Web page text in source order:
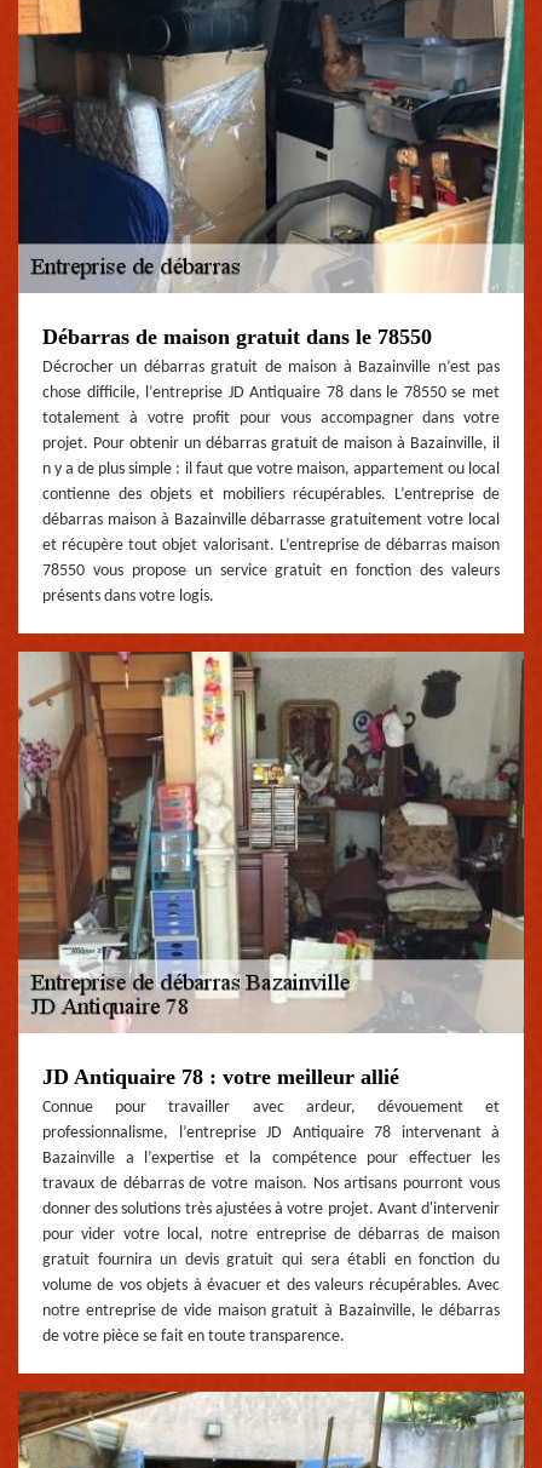
Débarras de maison gratuit dans le 78550
Décrocher un débarras gratuit de maison à Bazainville n’est pas
chose difficile, l’entreprise JD Antiquaire 78 dans le 78550 se met
totalement à votre profit pour vous accompagner dans votre
projet. Pour obtenir un débarras gratuit de maison à Bazainville, il
n y a de plus simple : il faut que votre maison, appartement ou local
contienne des objets et mobiliers récupérables. L’entreprise de
débarras maison à Bazainville débarrasse gratuitement votre local
et récupère tout objet valorisant. L’entreprise de débarras maison
78550 vous propose un service gratuit en fonction des valeurs
présents dans votre logis.
JD Antiquaire 78 : votre meilleur allié
Connue pour travailler avec ardeur, dévouement et
professionnalisme, l’entreprise JD Antiquaire 78 intervenant à
Bazainville a l’expertise et la compétence pour effectuer les
travaux de débarras de votre maison. Nos artisans pourront vous
donner des solutions très ajustées à votre projet. Avant d'intervenir
pour vider votre local, notre entreprise de débarras de maison
gratuit fournira un devis gratuit qui sera établi en fonction du
volume de vos objets à évacuer et des valeurs récupérables. Avec
notre entreprise de vide maison gratuit à Bazainville, le débarras
de votre pièce se fait en toute transparence.